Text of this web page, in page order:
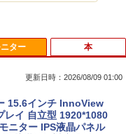
Let's note CF-SZ5 C
SV2 CF-SV7 CF-SV8
ーボード
ター
更新日時：2026/08/09 01:00
15.6インチ InnoView
レイ 自立型 1920*1080
ニター IPS液晶パネル
本